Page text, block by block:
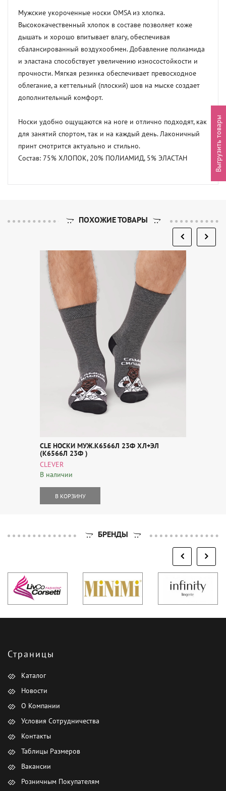
Мужские укороченные носки OMSA из хлопка.
Высококачественный хлопок в составе позволяет коже
дышать и хорошо впитывает влагу, обеспечивая
сбалансированный воздухообмен. Добавление полиамида
и эластана способствует увеличению износостойкости и
прочности. Мягкая резинка обеспечивает превосходное
облегание, а кеттельный (плоский) шов на мыске создает
дополнительный комфорт.
Носки удобно ощущаются на ноге и отлично подходят, как
для занятий спортом, так и на каждый день. Лаконичный
принт смотрится актуально и стильно.
Состав: 75% ХЛОПОК, 20% ПОЛИАМИД, 5% ЭЛАСТАН
ПОХОЖИЕ ТОВАРЫ
CLE НОСКИ МУЖ.К6566Л 23Ф ХЛ+ЭЛ
(К6566Л 23Ф )
CLEVER
В наличии
В КОРЗИНУ
БРЕНДЫ
Страницы
Каталог
Новости
О Компании
Условия Сотрудничества
Контакты
Таблицы Размеров
Вакансии
Розничным Покупателям
Выгрузить товары